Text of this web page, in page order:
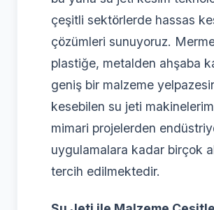
çeşitli sektörlerde hassas
çözümleri sunuyoruz.
plastiğe, metalden ahşaba
geniş bir malzeme
kesebilen su jeti
mimari projelerden
uygulamalara kadar birçok
tercih edilmektedir.